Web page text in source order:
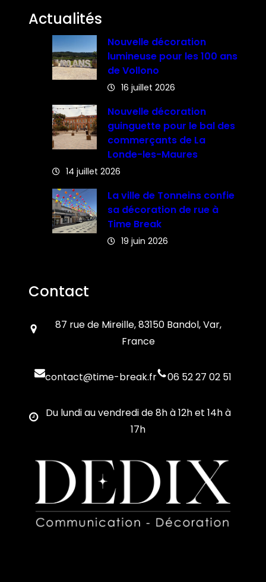
Actualités
Nouvelle décoration
lumineuse pour les 100 ans
de Vollono
16 juillet 2026
Nouvelle décoration
guinguette pour le bal des
commerçants de La
Londe-les-Maures
14 juillet 2026
La ville de Tonneins confie
sa décoration de rue à
Time Break
19 juin 2026
Contact
87 rue de Mireille, 83150 Bandol, Var,
France
contact@time-break.fr 06 52 27 02 51
Du lundi au vendredi de 8h à 12h et 14h à
17h